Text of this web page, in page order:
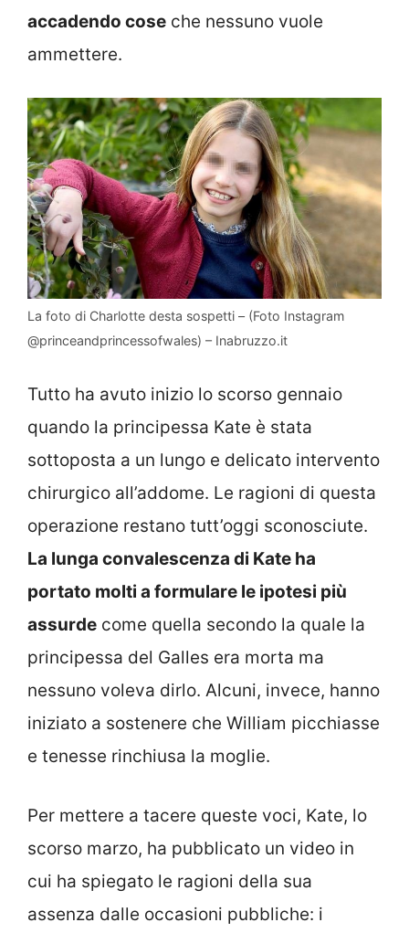
accadendo cose che nessuno vuole
ammettere.
La foto di Charlotte desta sospetti – (Foto Instagram
@princeandprincessofwales) – Inabruzzo.it
Tutto ha avuto inizio lo scorso gennaio
quando la principessa Kate è stata
sottoposta a un lungo e delicato intervento
chirurgico all’addome. Le ragioni di questa
operazione restano tutt’oggi sconosciute.
La lunga convalescenza di Kate ha
portato molti a formulare le ipotesi più
assurde come quella secondo la quale la
principessa del Galles era morta ma
nessuno voleva dirlo. Alcuni, invece, hanno
iniziato a sostenere che William picchiasse
e tenesse rinchiusa la moglie.
Per mettere a tacere queste voci, Kate, lo
scorso marzo, ha pubblicato un video in
cui ha spiegato le ragioni della sua
assenza dalle occasioni pubbliche: i